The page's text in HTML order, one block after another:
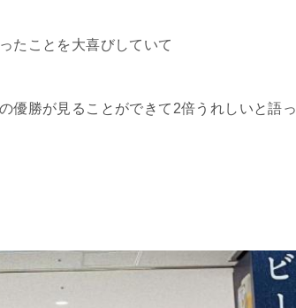
たことを大喜びしていて
優勝が見ることができて2倍うれしいと語っ